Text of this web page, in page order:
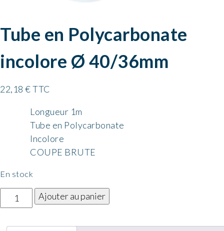
Tube en Polycarbonate
incolore Ø 40/36mm
22,18 €TTC
Longueur 1m
Tube en Polycarbonate
Incolore
COUPE BRUTE
En stock
quantité
de
Ajouter au panier